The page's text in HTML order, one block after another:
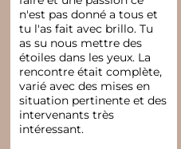
n'est pas donné a tous et
tu l'as fait avec brillo. Tu
as su nous mettre des
étoiles dans les yeux. La
rencontre était complète,
varié avec des mises en
situation pertinente et des
intervenants très
intéressant.